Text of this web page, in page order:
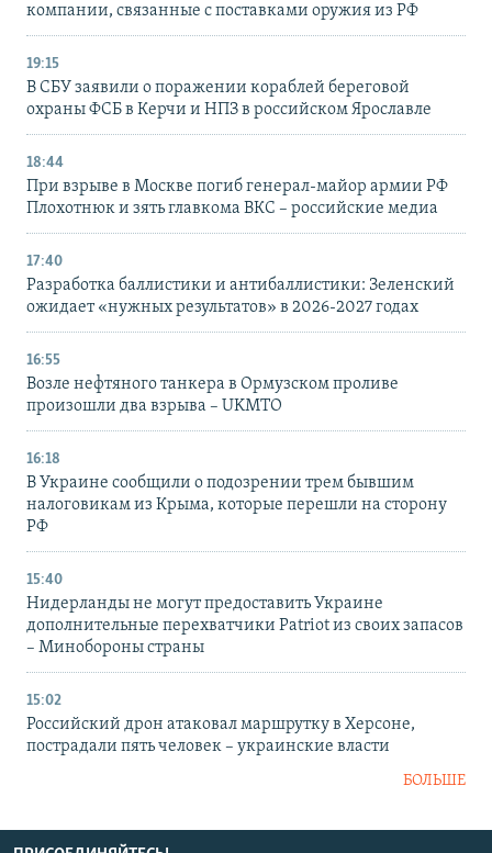
компании, связанные с поставками оружия из РФ
19:15
В СБУ заявили о поражении кораблей береговой
охраны ФСБ в Керчи и НПЗ в российском Ярославле
18:44
При взрыве в Москве погиб генерал-майор армии РФ
Плохотнюк и зять главкома ВКС – российские медиа
17:40
Разработка баллистики и антибаллистики: Зеленский
ожидает «нужных результатов» в 2026-2027 годах
16:55
Возле нефтяного танкера в Ормузском проливе
произошли два взрыва – UKMTO
16:18
В Украине сообщили о подозрении трем бывшим
налоговикам из Крыма, которые перешли на сторону
РФ
15:40
Нидерланды не могут предоставить Украине
дополнительные перехватчики Patriot из своих запасов
– Минобороны страны
15:02
Российский дрон атаковал маршрутку в Херсоне,
пострадали пять человек – украинские власти
БОЛЬШЕ